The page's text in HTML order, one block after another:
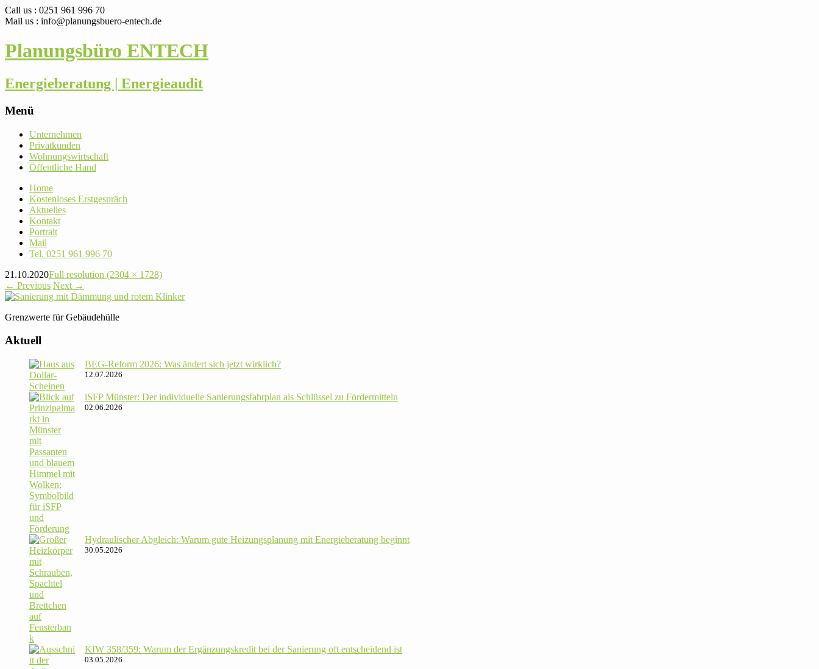
Call us : 0251 961 996 70
Mail us : info@planungsbuero-entech.de
Planungsbüro ENTECH
Energieberatung | Energieaudit
Menü
Skip
content
Unter­nehmen
Pri­vat­kunden
Woh­nungs­wirt­schaft
Öffent­liche Hand
Home
Kos­ten­loses Erstgespräch
Aktu­elles
Kontakt
Por­trait
Mail
Tel. 0251 961 996 70
21.10.2020Full resolution (2304 × 1728)
← Previous Next →
Grenz­werte für Gebäudehülle
Aktuell
BEG-Reform 2026: Was ändert sich jetzt wirklich?
12.07.2026
iSFP Münster: Der indi­vi­du­elle Sanie­rungs­fahr­plan als Schlüssel zu Fördermitteln
02.06.2026
Hydrau­li­scher Abgleich: Warum gute Hei­zungs­pla­nung mit Energie­beratung beginnt
30.05.2026
KfW 358/​359: Warum der Ergän­zungs­kredit bei der Sanie­rung oft ent­schei­dend ist
03.05.2026